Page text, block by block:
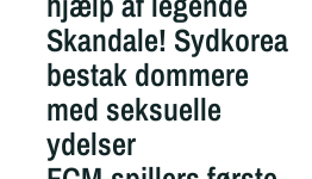
Skandale! Sydkorea
bestak dommere
med seksuelle
ydelser